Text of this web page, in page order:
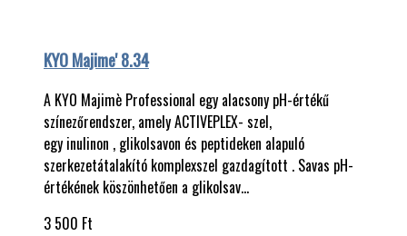
KYO Majime' 8.34
A KYO Majimè Professional egy alacsony pH-értékű
színezőrendszer, amely ACTIVEPLEX- szel,
egy inulinon , glikolsavon és peptideken alapuló
szerkezetátalakító komplexszel gazdagított . Savas pH-
értékének köszönhetően a glikolsav…
3 500 Ft